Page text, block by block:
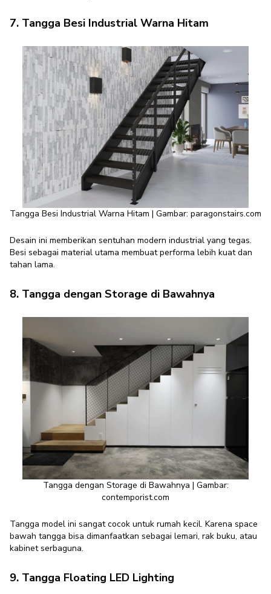
7. Tangga Besi Industrial Warna Hitam
Tangga Besi Industrial Warna Hitam | Gambar: paragonstairs.com
Desain ini memberikan sentuhan modern industrial yang tegas.
Besi sebagai material utama membuat performa lebih kuat dan
tahan lama.
8. Tangga dengan Storage di Bawahnya
Tangga dengan Storage di Bawahnya | Gambar:
contemporist.com
Tangga model ini sangat cocok untuk rumah kecil. Karena space
bawah tangga bisa dimanfaatkan sebagai lemari, rak buku, atau
kabinet serbaguna.
9. Tangga Floating LED Lighting